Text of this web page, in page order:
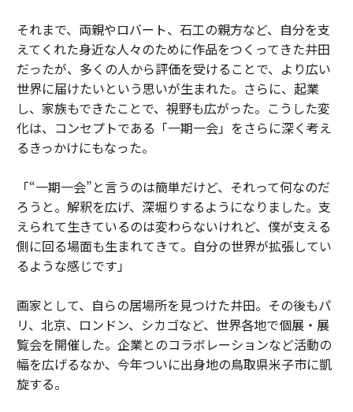
それまで、両親やロバート、石工の親方など、自分を支
えてくれた身近な人々のために作品をつくってきた井田
だったが、多くの人から評価を受けることで、より広い
世界に届けたいという思いが生まれた。さらに、起業
し、家族もできたことで、視野も広がった。こうした変
化は、コンセプトである「一期一会」をさらに深く考え
るきっかけにもなった。
「“一期一会”と言うのは簡単だけど、それって何なのだ
ろうと。解釈を広げ、深堀りするようになりました。支
えられて生きているのは変わらないけれど、僕が支える
側に回る場面も生まれてきて。自分の世界が拡張してい
るような感じです」
画家として、自らの居場所を見つけた井田。その後もパ
リ、北京、ロンドン、シカゴなど、世界各地で個展・展
覧会を開催した。企業とのコラボレーションなど活動の
幅を広げるなか、今年ついに出身地の鳥取県米子市に凱
旋する。